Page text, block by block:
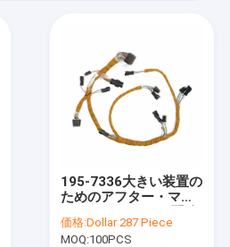
195-7336大きい装置の
ためのアフター・マー
用ハーネス
価格:Dollar 287 Piece
MOQ:100PCS